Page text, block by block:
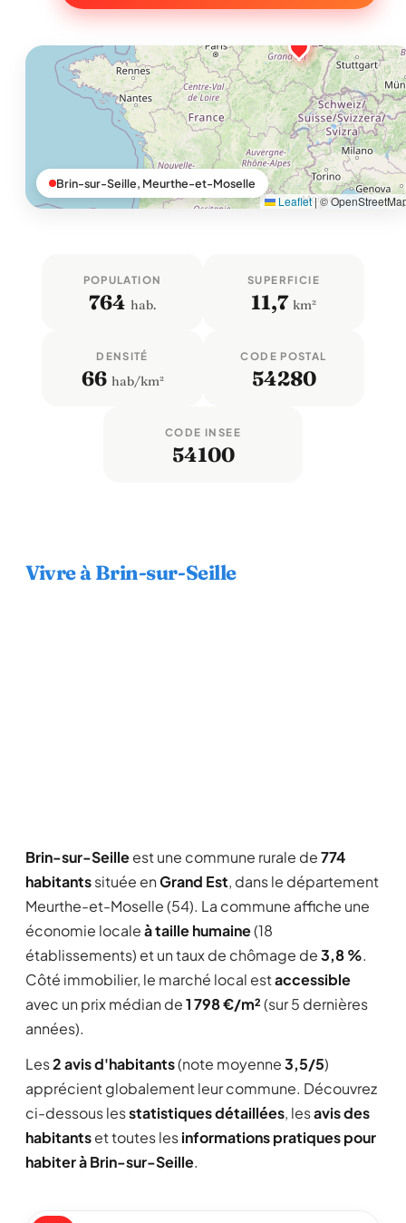
Leaflet|©
Brin-sur-Seille, Meurthe-et-Moselle
POPULATION
764 hab.
SUPERFICIE
11,7 km²
DENSITÉ
66 hab/km²
CODE POSTAL
54280
CODE INSEE
54100
Vivre à Brin-sur-Seille
Brin-sur-Seilleest une commune rurale de774
habitantssituée enGrand Est, dans le département
Meurthe-et-Moselle (54). La commune affiche une
économie localeà taille humaine(18
établissements) et un taux de chômage de3,8 %.
Côté immobilier, le marché local estaccessible
avec un prix médian de1 798 €/m²(sur 5 dernières
années).
Les2 avis d'habitants(note moyenne3,5/5)
apprécient globalement leur commune. Découvrez
ci-dessous lesstatistiques détaillées, lesavis des
habitantset toutes lesinformations pratiques pour
habiter à Brin-sur-Seille.